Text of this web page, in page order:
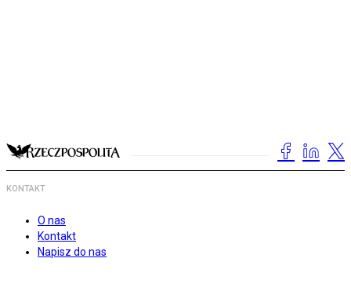
KONTAKT
O nas
Kontakt
Napisz do nas